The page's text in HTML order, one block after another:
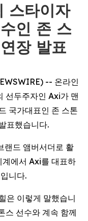
스타이자
인 존 스
장 발표
-- 온라인
선두주자인 Axi가 맨
국가대표인 존 스톤
표했습니다.
드 앰버서더로 활
계에서 Axi를 대표하
니다.
은 이렇게 말했습니
스 선수와 계속 함께